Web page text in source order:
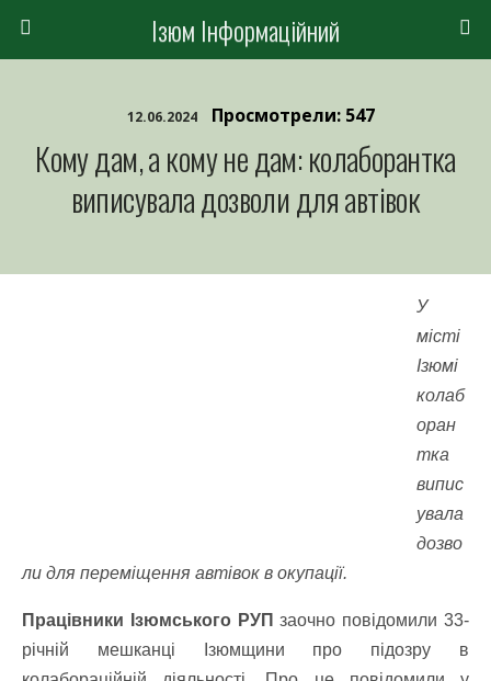
Ізюм Інформаційний
12.06.2024 Просмотрели: 547
Кому дам, а кому не дам: колаборантка
виписувала дозволи для автівок
У
місті
Ізюмі
колаб
оран
тка
випис
увала
дозво
ли для переміщення автівок в окупації.
Працівники Ізюмського РУП заочно повідомили 33-
річній мешканці Ізюмщини про підозру в